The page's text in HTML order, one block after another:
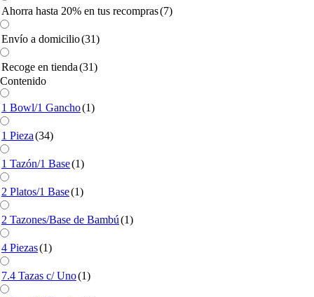
Ahorra hasta 20% en tus recompras(7)
Envío a domicilio(31)
Recoge en tienda(31)
Contenido
1 Bowl/1 Gancho(1)
1 Pieza(34)
1 Tazón/1 Base(1)
2 Platos/1 Base(1)
2 Tazones/Base de Bambú(1)
4 Piezas(1)
7.4 Tazas c/ Uno(1)